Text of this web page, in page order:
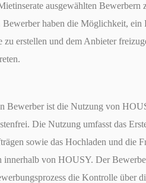
ausgewählten Bewerbern
Bewerber haben die Möglichkeit, ein
zu erstellen und dem Anbieter
ist die Nutzung von
Die Nutzung umfasst das
sowie das Hochladen und die
innerhalb von HOUSY. Der
die Kontrolle über